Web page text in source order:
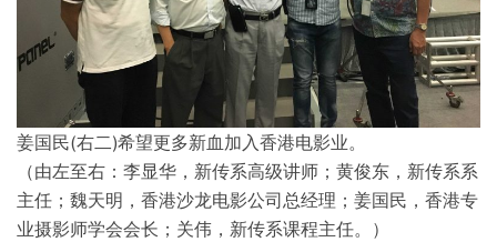
姜国民(右二)希望更多新血加入香港电影业。
（由左至右：李显华，新传系高级讲师；黄俊东，新传系系
主任；魏天明，香港沙龙电影公司总经理；姜国民，香港专
业摄影师学会会长；关伟，新传系课程主任。）